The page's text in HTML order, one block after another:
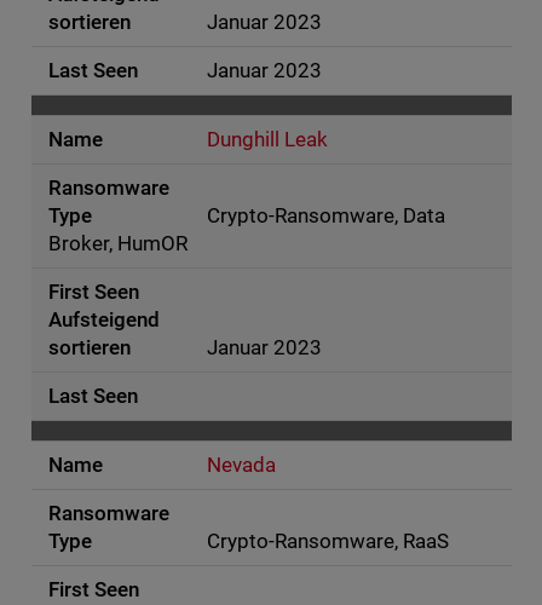
Januar 2023
Januar 2023
Dunghill Leak
Crypto-Ransomware, Data
Broker, HumOR
Januar 2023
Nevada
Crypto-Ransomware, RaaS